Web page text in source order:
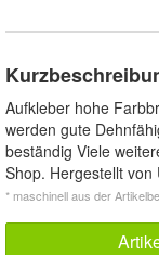
Aufkleber hohe
werden gute
beständig Viele
Shop. Hergestellt
* maschinell aus der